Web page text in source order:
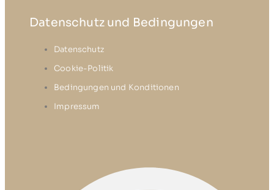
Datenschutz und Bedingungen
Datenschutz
Cookie-Politik
Bedingungen und Konditionen
Impressum